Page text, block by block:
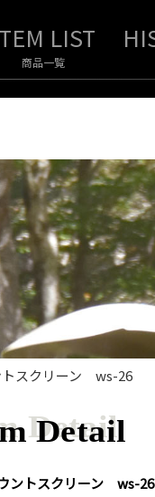
商品一覧
トスクリーン ws-26
Detail
ントスクリーン ws-26